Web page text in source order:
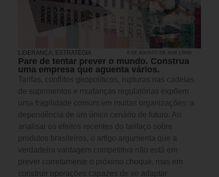
LIDERANÇA ESTRATÉGIA 6 DE AGOSTO DE 2026 17H00
Pare de tentar prever o mundo. Construa
uma empresa que aguenta vários.
Tarifas, conflitos geopolíticos, rupturas nas cadeias
de suprimentos e mudanças regulatórias expõem
uma fragilidade comum em muitas organizações: a
dependência de um único cenário de futuro. Ao
analisar os efeitos recentes do tarifaço sobre
produtos brasileiros, o artigo argumenta que a
verdadeira vantagem competitiva não está em
prever corretamente o próximo choque, mas em
construir operações capazes de se adaptar